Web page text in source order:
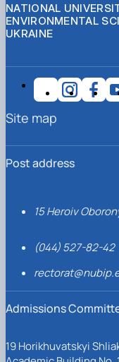
NATIONAL
ENVIRONMENTAL
UKRAINE
Post address
15 Heroiv
(044) 527-82-42
Admissions
19 Horikhuvatskyi
Site map